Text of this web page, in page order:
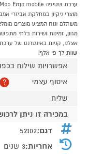
מגוון, זמינות ושירות בלתי
שוות לך פי אלף!
אפשרויות שילוח
איסוף עצמי
?
שליח
במכירה זו ניתן לרכוש עד 1 בעלות
דגם:52102
אחריות:3 שנים